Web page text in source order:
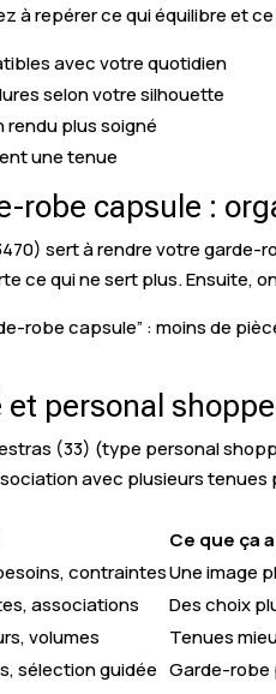
à repérer ce qui équilibre et
avec votre quotidien
selon votre silhouette
rendu plus soigné
une tenue
robe capsule :
sert à rendre votre
ce qui ne sert plus. Ensuite,
robe capsule” : moins de
personal
(33) (type personal
avec plusieurs
Ce que ça
contraintesUne image
associations
Des choix
volumes
Tenues
sélection guidée Garde-robe